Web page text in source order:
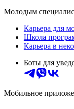
Молодым
Карьера для
Школа
Карьера в
Боты для
Мобильное